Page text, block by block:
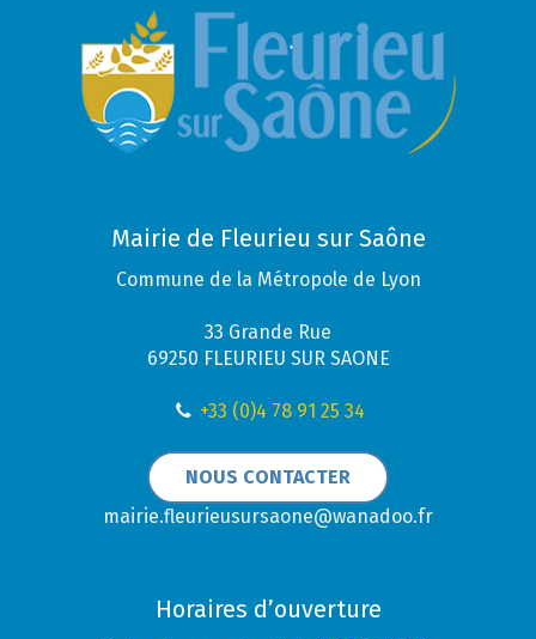
Mairie de Fleurieu sur Saône
Commune de la Métropole de Lyon
33 Grande Rue
69250 FLEURIEU SUR SAONE
+33 (0)4 78 91 25 34
NOUS CONTACTER
mairie.fleurieusursaone@wanadoo.fr
Horaires d’ouverture